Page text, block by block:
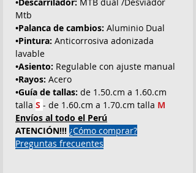
Mtb
•Palanca de cambios: Aluminio Dual
•Pintura: Anticorrosiva adonizada
lavable
•Asiento: Regulable con ajuste manual
•Rayos: Acero
•Guía de tallas: de 1.50.cm a 1.60.cm
talla S - de 1.60.cm a 1.70.cm talla M
Envíos al todo el Perú
ATENCIÓN!!! ¿Cómo comprar?
Preguntas frecuentes